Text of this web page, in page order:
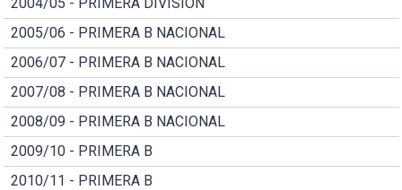
2005/06 - PRIMERA B NACIONAL
2006/07 - PRIMERA B NACIONAL
2007/08 - PRIMERA B NACIONAL
2008/09 - PRIMERA B NACIONAL
2009/10 - PRIMERA B
2010/11 - PRIMERA B